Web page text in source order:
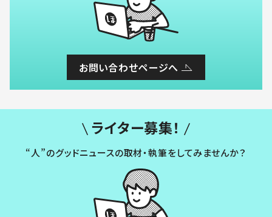
お問い合わせページへ
ライター募集！
“人”のグッドニュースの取材・執筆をしてみませんか？